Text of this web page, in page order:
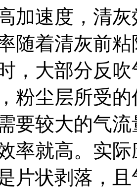
加速度，清
随着清灰前
，大部分反
粉尘层所受
要较大的气
率就高。实
片状剥落，